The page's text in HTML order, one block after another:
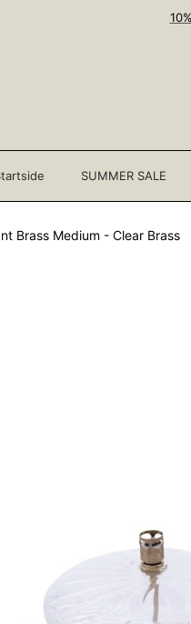
SUMMER SALE
Brass Medium - Clear Brass